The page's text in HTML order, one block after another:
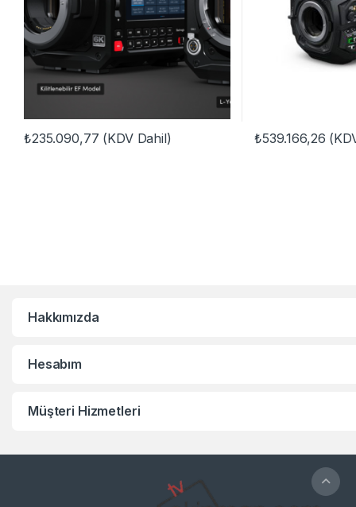
₺235.090,77 (KDV Dahil) ₺539.166,26
Hakkımızda
Hesabım
Müşteri Hizmetleri